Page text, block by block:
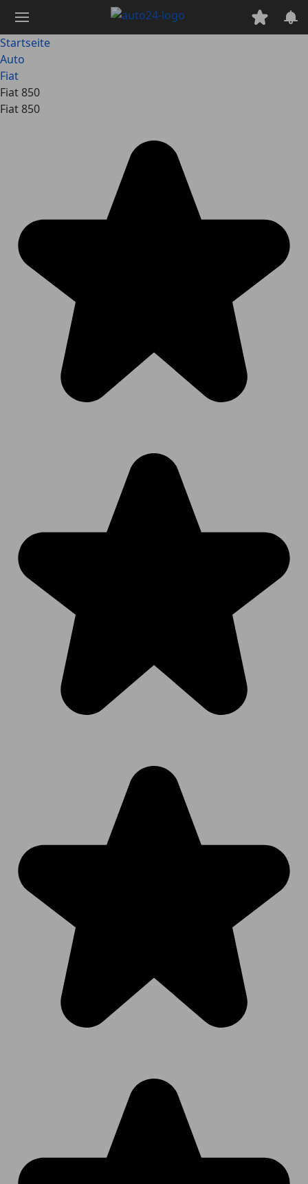
Hauptinhalt
springen
Startseite
Auto
Fiat
Fiat 850
Fiat 850